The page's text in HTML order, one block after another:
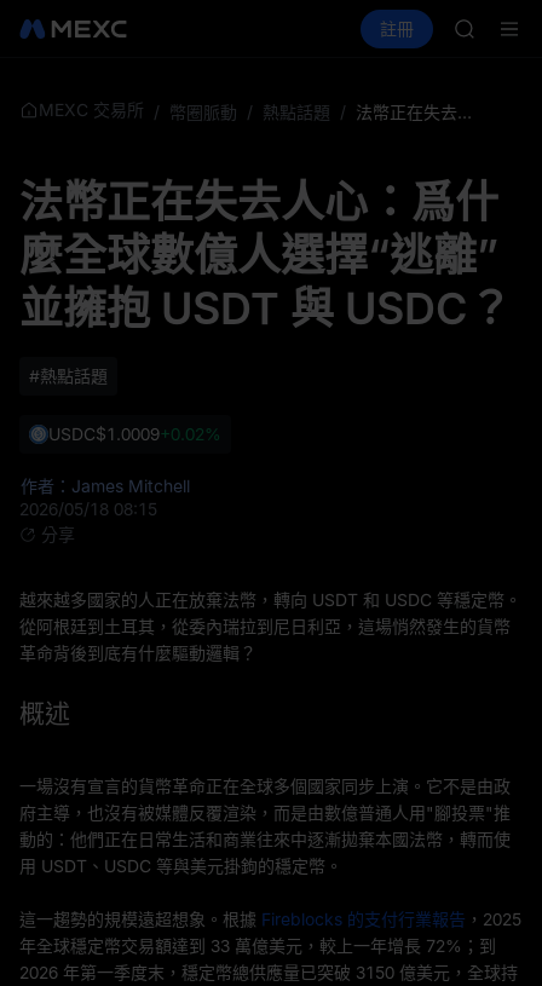
PLTR 理財 活
註冊
HEI
CAP
MEXC 交易所 / 幣圈脈動 / 熱點話題 / 法幣正在失去人心：爲什麼全球數億人選擇“逃離”並擁抱 USDT 與 USDC？
法幣正在失去人心：爲什
麼全球數億人選擇“逃離”
並擁抱 USDT 與 USDC？
#熱點話題
USDC$1.0009+0.02%
作者：James Mitchell
2026/05/18 08:15
分享
越來越多國家的人正在放棄法幣，轉向 USDT 和 USDC 等穩定幣。
從阿根廷到土耳其，從委內瑞拉到尼日利亞，這場悄然發生的貨幣
革命背後到底有什麼驅動邏輯？
概述
一場沒有宣言的貨幣革命正在全球多個國家同步上演。它不是由政
府主導，也沒有被媒體反覆渲染，而是由數億普通人用"腳投票"推
動的：他們正在日常生活和商業往來中逐漸拋棄本國法幣，轉而使
用 USDT、USDC 等與美元掛鉤的穩定幣。
這一趨勢的規模遠超想象。根據 Fireblocks 的支付行業報告 ，2025
年全球穩定幣交易額達到 33 萬億美元，較上一年增長 72%；到
2026 年第一季度末，穩定幣總供應量已突破 3150 億美元，全球持